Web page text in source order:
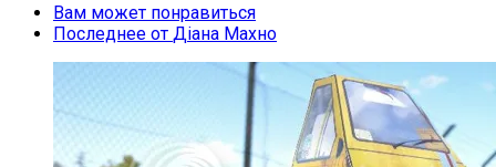
Вам может понравиться
Последнее от Діана Махно